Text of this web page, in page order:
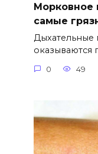
Морковное
самые
Дыхательные
0 49